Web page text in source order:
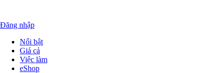
Đăng nhập
Nổi bật
Giá cả
Việc làm
eShop